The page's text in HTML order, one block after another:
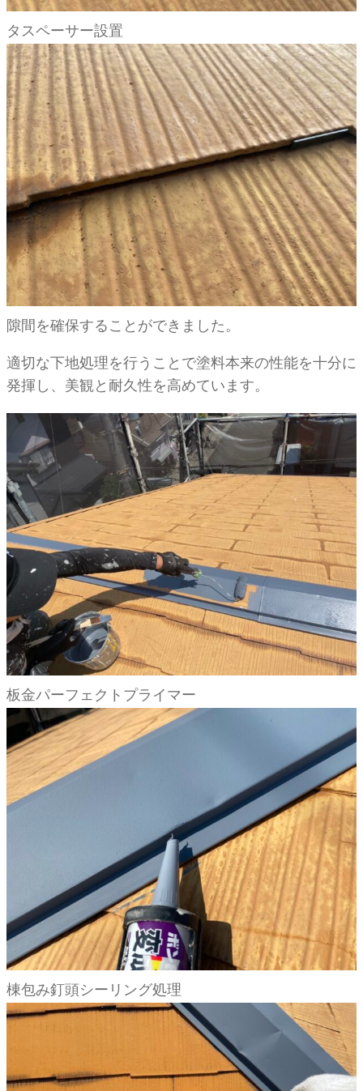
タスペーサー設置
隙間を確保することができました。
適切な下地処理を行うことで塗料本来の性能を十分に
発揮し、美観と耐久性を高めています。
板金パーフェクトプライマー
棟包み釘頭シーリング処理